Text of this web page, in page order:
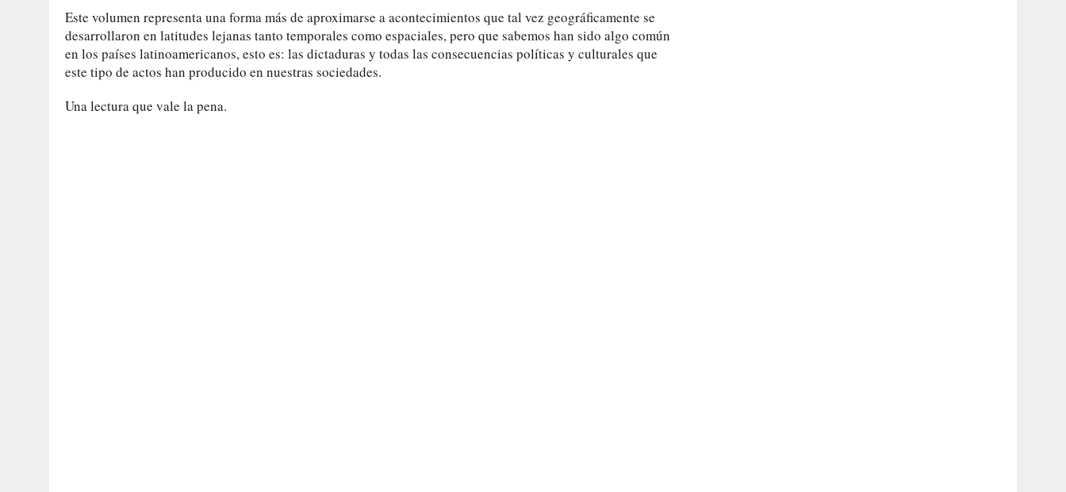
Este volumen representa una forma más de aproximarse a acontecimientos que tal vez geográficamente se
desarrollaron en latitudes lejanas tanto temporales como espaciales, pero que sabemos han sido algo común
en los países latinoamericanos, esto es: las dictaduras y todas las consecuencias políticas y culturales que
este tipo de actos han producido en nuestras sociedades.
Una lectura que vale la pena.